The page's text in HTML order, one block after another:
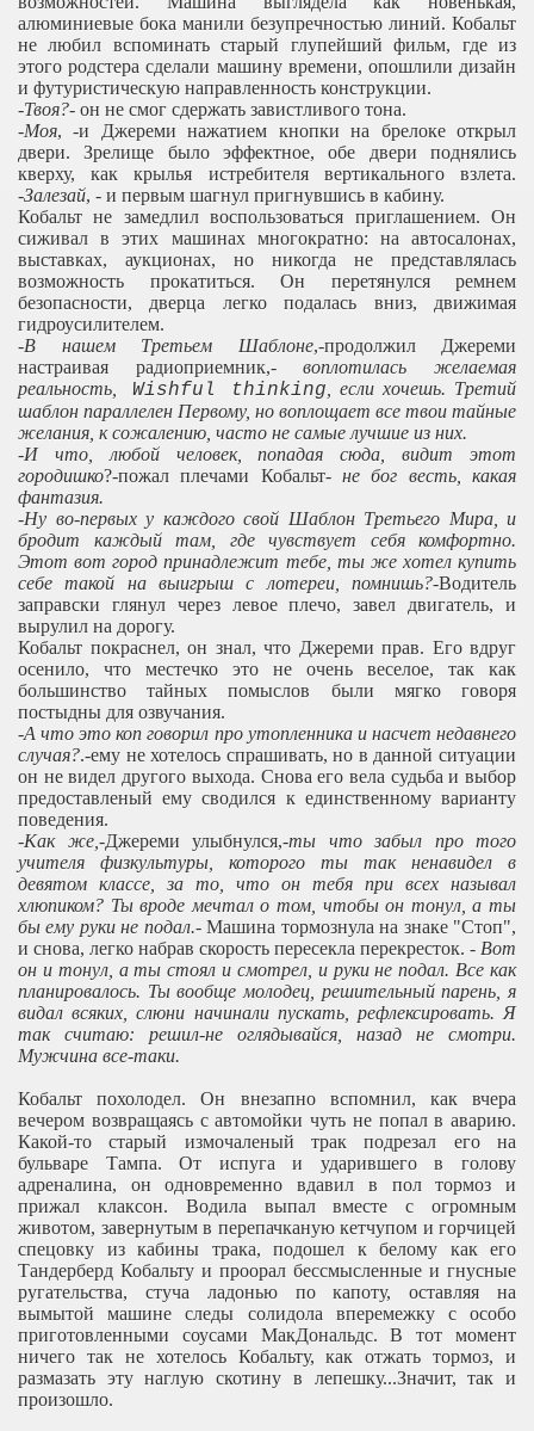
алюминиевые бока манили безупречностью линий. Кобальт
не любил вспоминать старый глупейший фильм, где из
этого родстера сделали машину времени, опошлили дизайн
и футуристическую направленность конструкции.
-Твоя?- он не смог сдержать завистливого тона.
-Моя, -и Джереми нажатием кнопки на брелoке открыл
двери. Зрелище было эффектное, обе двери поднялись
кверху, как крылья истребителя вертикального взлета.
-Залезай, - и первым шагнул пригнувшись в кабину.
Кобальт не замедлил воспользоваться приглашением. Он
сиживал в этих машинах многократно: на автосалонах,
выставках, аукционах, но никогда не представлялась
возможность прокатиться. Он перетянулся ремнем
безопасности, дверца легко подалась вниз, движимая
гидроусилителем.
-В нашем Третьем Шаблоне,-продолжил Джереми
настраивая радиоприемник,-воплотилась желаемая
реальность,
Wishful thinking , если хочешь. Третий
шаблон параллелен Первому, но воплощает все твои тайные
желания, к сожалению, часто не самые лучшие из них.
-И что, любой человек, попадая сюда, видит этот
городишко?-пожал плечами Кобальт- не бог весть, какая
фантазия.
-Ну во-первых у каждого свой Шаблон Третьего Мира, и
бродит каждый там, где чувствует себя комфортно.
Этот вот город принадлежит тебе, ты же хотел купить
себе такой на выигрыш с лотереи, помнишь?-Водитель
заправски глянул через левое плечо, завел двигатель, и
вырулил на дорогу.
Кобальт покраснел, он знал, что Джереми прав. Его вдруг
осенило, что местечко это не очень веселое, так как
большинство тайных помыслов были мягко говоря
постыдны для озвучания.
-А что это коп говорил про утопленника и насчет недавнего
случая?.-ему не хотелось спрашивать, но в данной ситуации
он не видел другого выхода. Снова его вела судьба и выбор
предоставленый ему сводился к единственному варианту
поведения.
-Как же, -Джереми улыбнулся,-ты что забыл про того
учителя физкультуры, которого ты так ненавидел в
девятом классе, за то, что он тебя при всех называл
хлюпиком? Ты вроде мечтал о том, чтобы он тонул, а ты
бы ему руки не подал.- Машина тормознула на знаке "Стоп",
и снова, легко набрав скорость пересекла перекресток. - Вот
он и тонул, а ты стоял и смотрел, и руки не подал. Все как
планировалось. Ты вообще молодец, решительный парень, я
видал всяких, слюни начинали пускать, рефлексировать. Я
так считаю: решил-не оглядывайся, назад не смотри.
Мужчина все-таки.
Кобальт похолодел. Он внезапно вспомнил, как вчера
вечером возвращаясь с автомойки чуть не попал в аварию.
Какой-то старый измочаленый трак подрезал его на
бульваре Тампа. От испуга и ударившего в голову
адреналина, он одновременно вдавил в пол тормоз и
прижал клаксон. Водила выпал вместе с огромным
животом, завернутым в перепачканую кетчупом и горчицей
спецовку из кабины трака, подошел к белому как его
Тандерберд Кобальту и проорал бессмысленные и гнусные
ругательства, стуча ладонью по капоту, оставляя на
вымытой машине следы солидола вперемежку с особо
приготовленными соусами МакДональдс. В тот момент
ничего так не хотелось Кобальту, как отжать тормоз, и
размазать эту наглую скотину в лепешку...Значит, так и
произошло.